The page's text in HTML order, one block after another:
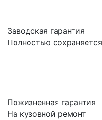
Заводская гарантия
Полностью сохраняется
Пожизненная гарантия
На кузовной ремонт